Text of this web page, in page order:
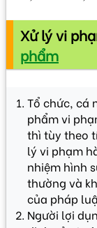
Xử lý vi
phẩm
Tổ chức, cá
phẩm vi
thì tùy theo
lý vi phạm
nhiệm hình
thường và
của pháp
Người lợi